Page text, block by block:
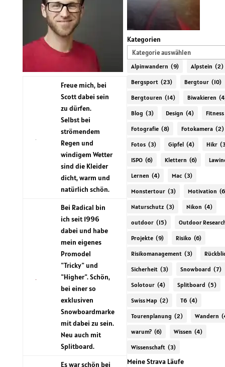
Freue mich, bei
Scott dabei sein
zu dürfen.
Selbst bei
strömendem
Regen und
windigem Wetter
sind die Kleider
dicht, warm und
natürlich schön.
Bei Radical bin
ich seit 1996
dabei und habe
mein eigenes
Promodel
"Tricky" und
"Higher". Schön,
bei einer so
exklusiven
Snowboardmarke
mit dabei zu sein.
Neu auch mit
Splitboard.
Es war schön bei
Kategorien
Alpinwandern (9) Alpstein (2)
Bergsport (23) Bergtour (10)
Bergtouren (14) Biwakieren
Blog (3) Design (4) Fitness
Fotografie (8) Fotokamera (2)
Fotos (3) Gipfel (4) Hikr
ISPO (6) Klettern (6)
Lernen (4) Mac (3)
Monstertour (3) Motivation
Naturschutz (3) Nikon (4)
outdoor (15) Outdoor
Projekte (9) Risiko (6)
Risikomanagement (3)
Sicherheit (3) Snowboard (7)
Solotour (4) Splitboard (5)
Swiss Map (2) T6 (4)
Tourenplanung (2) Wandern
warum? (6) Wissen (4)
Wissenschaft (3)
Meine Strava Läufe